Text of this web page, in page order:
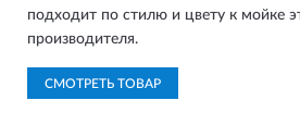
подходит по стилю и цвету к мойке
производителя.
СМОТРЕТЬ ТОВАР